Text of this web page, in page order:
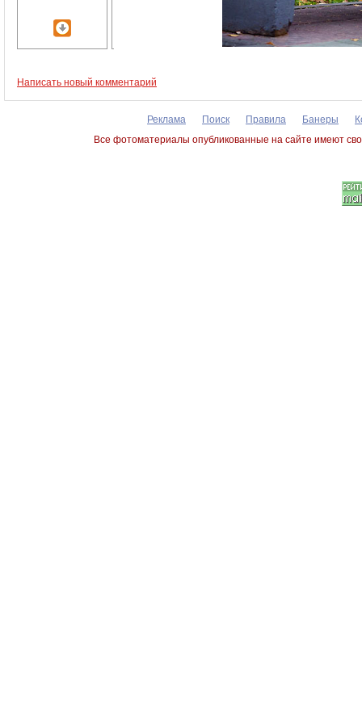
Написать новый комментарий
Реклама Поиск Правила Банеры
Все фотоматериалы опубликованные на сайте имеют